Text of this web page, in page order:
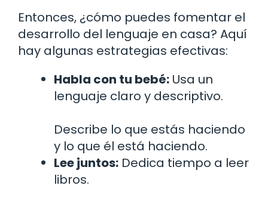
Entonces, ¿cómo puedes fomentar el
desarrollo del lenguaje en casa? Aquí
hay algunas estrategias efectivas:
Habla con tu bebé: Usa un
lenguaje claro y descriptivo.
Describe lo que estás haciendo
y lo que él está haciendo.
Lee juntos: Dedica tiempo a leer
libros.